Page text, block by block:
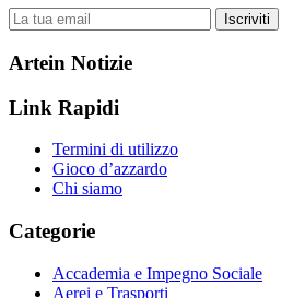
Iscriviti
Artein Notizie
Link Rapidi
Termini di utilizzo
Gioco d’azzardo
Chi siamo
Categorie
Accademia e Impegno Sociale
Aerei e Trasporti